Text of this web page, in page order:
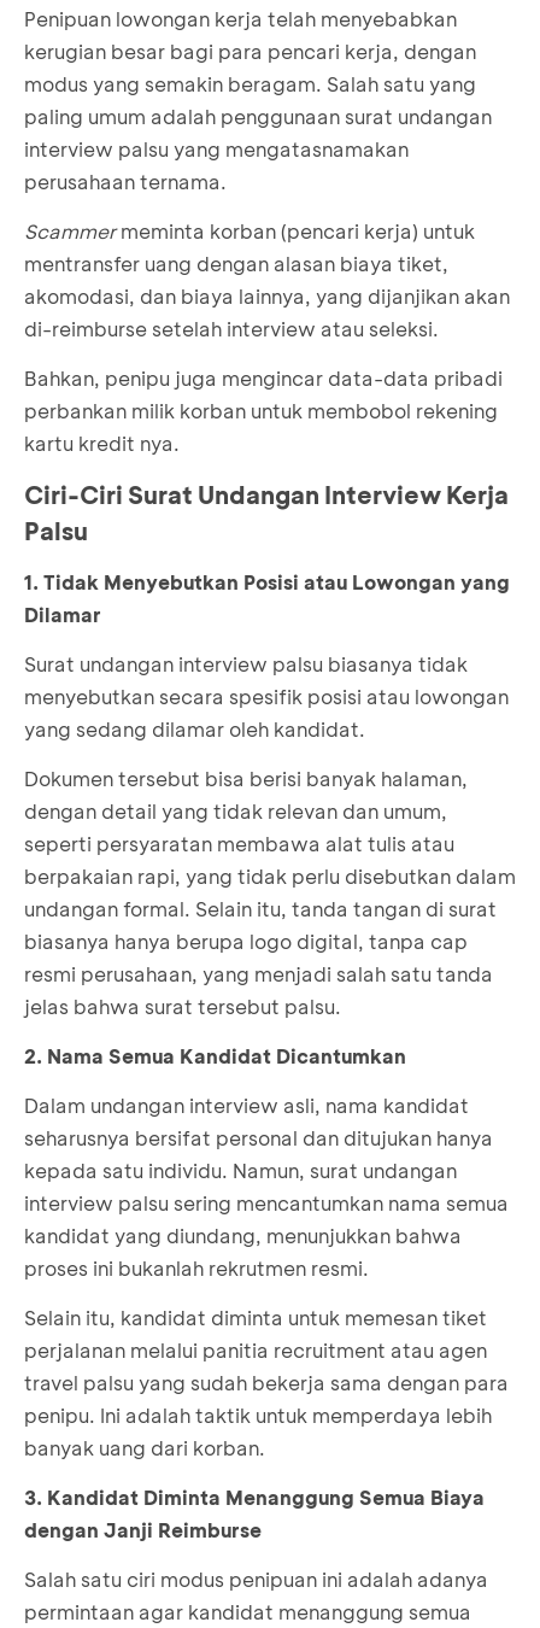
Penipuan lowongan kerja telah menyebabkan
kerugian besar bagi para pencari kerja, dengan
modus yang semakin beragam. Salah satu yang
paling umum adalah penggunaan surat undangan
interview palsu yang mengatasnamakan
perusahaan ternama.
Scammermeminta korban (pencari kerja) untuk
mentransfer uang dengan alasan biaya tiket,
akomodasi, dan biaya lainnya, yang dijanjikan akan
di-reimburse setelah interview atau seleksi.
Bahkan, penipu juga mengincar data-data pribadi
perbankan milik korban untuk membobol rekening
kartu kredit nya.
Ciri-Ciri Surat Undangan Interview Kerja
Palsu
1. Tidak Menyebutkan Posisi atau Lowongan yang
Dilamar
Surat undangan interview palsu biasanya tidak
menyebutkan secara spesifik posisi atau lowongan
yang sedang dilamar oleh kandidat.
Dokumen tersebut bisa berisi banyak halaman,
dengan detail yang tidak relevan dan umum,
seperti persyaratan membawa alat tulis atau
berpakaian rapi, yang tidak perlu disebutkan dalam
undangan formal. Selain itu, tanda tangan di surat
biasanya hanya berupa logo digital, tanpa cap
resmi perusahaan, yang menjadi salah satu tanda
jelas bahwa surat tersebut palsu.
2. Nama Semua Kandidat Dicantumkan
Dalam undangan interview asli, nama kandidat
seharusnya bersifat personal dan ditujukan hanya
kepada satu individu. Namun, surat undangan
interview palsu sering mencantumkan nama semua
kandidat yang diundang, menunjukkan bahwa
proses ini bukanlah rekrutmen resmi.
Selain itu, kandidat diminta untuk memesan tiket
perjalanan melalui panitia recruitment atau agen
travel palsu yang sudah bekerja sama dengan para
penipu. Ini adalah taktik untuk memperdaya lebih
banyak uang dari korban.
3. Kandidat Diminta Menanggung Semua Biaya
dengan Janji Reimburse
Salah satu ciri modus penipuan ini adalah adanya
permintaan agar kandidat menanggung semua